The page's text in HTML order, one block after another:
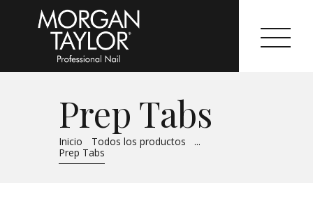
Prep Tabs
Inicio Todos los productos
...
Prep Tabs
Morgan Taylor®
Sistemas Profesionales